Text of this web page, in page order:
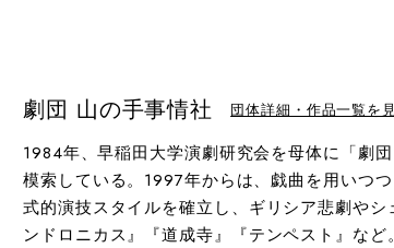
劇団 山の手事情社 団体詳細・作品一覧を
1984年、早稲田大学演劇研究会を母体に「劇
模索している。1997年からは、戯曲を用いつ
式的演技スタイルを確立し、ギリシア悲劇や
ンドロニカス』『道成寺』『テンペスト』など。